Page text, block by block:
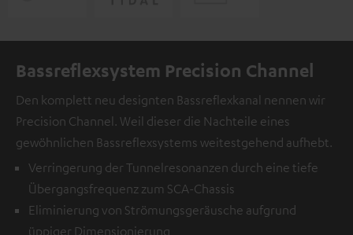
Bassreflexsystem Precision Channel
Den komplett neu designten Bassreflexkanal nennen wir
Precision Channel. Weil dieser die Nachteile eines
gewöhnlichen Bassreflexsystems weitestgehend aufhebt.
Verringerung der Tunnelresonanzen durch eine tiefe
Übergangsfrequenz zum SCA-Chassis
Eliminierung von Strömungsgeräusche aufgrund
üppiger Dimensionierung